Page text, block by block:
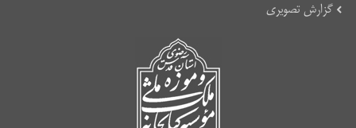
گزارش تصویری